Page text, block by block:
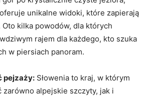
unikalne widoki, które⁢ zapierają
kilka powodów, ⁢dla których
rajem dla każdego, ⁤kto szuka
w piersiach panoram.
pejzaży: Słowenia to kraj,‍ w​ którym
zarówno alpejskie szczyty, jak i⁣